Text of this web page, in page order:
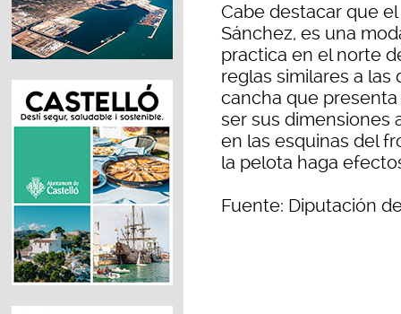
Cabe destacar que
Sánchez, es una
practica en el norte
reglas similares a
cancha que
ser sus dimensiones
en las esquinas del
la pelota haga
Fuente: Diputación